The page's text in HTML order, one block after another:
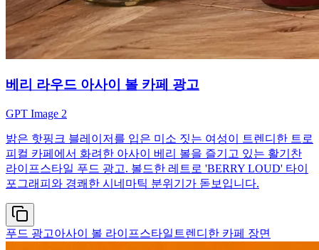
베리 라우드 아사이 볼 카페 광고
GPT Image 2
밝은 핫핑크 블레이저를 입은 미소 짓는 여성이 트렌디한 트로
피컬 카페에서 화려한 아사이 베리 볼을 즐기고 있는 활기찬
라이프스타일 푸드 광고. 볼드한 레트로 'BERRY LOUD' 타이
포그래피와 경쾌한 시네마틱 분위기가 돋보입니다.
푸드 광고아사이 볼 라이프스타일 트렌디한 카페 장면